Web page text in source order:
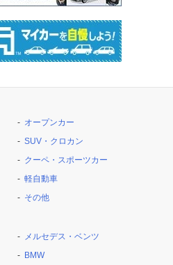
オープンカー
SUV・クロカン
クーペ・スポーツカー
軽自動車
その他
メルセデス・ベンツ
BMW